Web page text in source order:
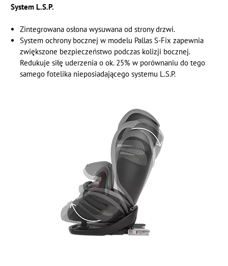
System L.S.P.
Zintegrowana osłona wysuwana od strony drzwi.
System ochrony bocznej w modelu Pallas S-Fix zapewnia
zwiększone bezpieczeństwo podczas kolizji bocznej.
Redukuje siłę uderzenia o ok. 25% w porównaniu do tego
samego fotelika nieposiadającego systemu L.S.P.